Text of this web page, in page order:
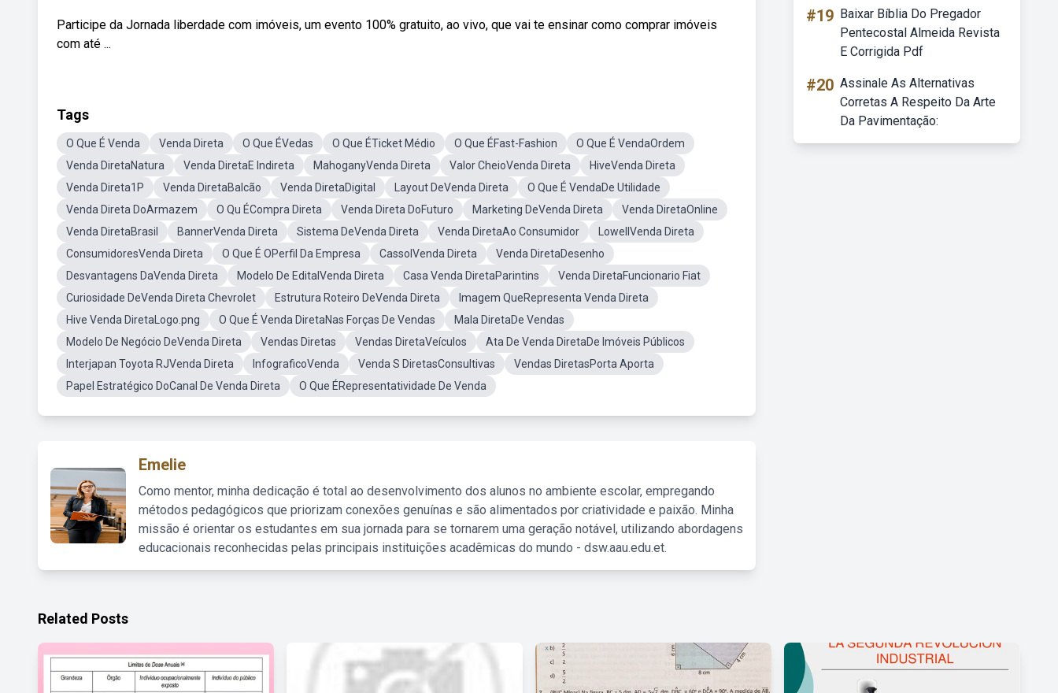
Participe da Jornada liberdade com imóveis, um evento 100% gratuito, ao vivo, que vai te ensinar como comprar imóveis
com até ...
Tags
O Que É Venda Venda Direta O Que ÉVedas O Que ÉTicket Médio O Que ÉFast-Fashion
O Que É VendaOrdem
Venda DiretaNatura
Venda DiretaE Indireta MahoganyVenda Direta Valor CheioVenda Direta
HiveVenda Direta
Venda Direta1P
Venda DiretaBalcão Venda DiretaDigital Layout DeVenda Direta
O Que É VendaDe Utilidade
Venda Direta DoArmazem
O Qu ÉCompra Direta Venda Direta DoFuturo Marketing DeVenda Direta
Venda DiretaOnline
Venda DiretaBrasil
BannerVenda Direta Sistema DeVenda Direta Venda DiretaAo Consumidor
LowellVenda Direta
ConsumidoresVenda Direta
O Que É OPerfil Da Empresa CassolVenda Direta
Venda DiretaDesenho
Desvantagens DaVenda Direta
Modelo De EditalVenda Direta Casa Venda DiretaParintins
Venda DiretaFuncionario Fiat
Curiosidade DeVenda Direta Chevrolet
Estrutura Roteiro DeVenda Direta
Imagem QueRepresenta Venda Direta
Hive Venda DiretaLogo.png
O Que É Venda DiretaNas Forças De Vendas
Mala DiretaDe Vendas
Modelo De Negócio DeVenda Direta
Vendas Diretas Vendas DiretaVeículos
Ata De Venda DiretaDe Imóveis Públicos
Interjapan Toyota RJVenda Direta
InfograficoVenda Venda S DiretasConsultivas
Vendas DiretasPorta Aporta
Papel Estratégico DoCanal De Venda Direta
O Que ÉRepresentatividade De Venda
Emelie
Como mentor, minha dedicação é total ao desenvolvimento dos alunos no ambiente escolar, empregando
métodos pedagógicos que priorizam conexões genuínas e são alimentados por criatividade e paixão. Minha
missão é orientar os estudantes em sua jornada para se tornarem uma geração notável, utilizando abordagens
educacionais reconhecidas pelas principais instituições acadêmicas do mundo - dsw.aau.edu.et.
#19 Baixar Bíblia Do Pregador
Pentecostal Almeida Revista
E Corrigida Pdf
#20 Assinale As Alternativas
Corretas A Respeito Da Arte
Da Pavimentação:
Related Posts